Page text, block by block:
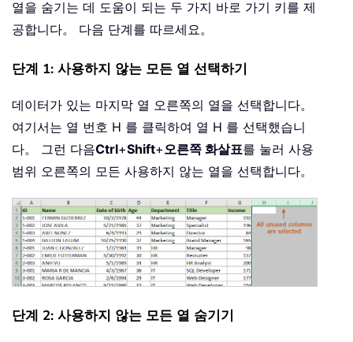
열을 숨기는 데 도움이 되는 두 가지 바로 가기 키를 제
공합니다。 다음 단계를 따르세요。
단계 1: 사용하지 않는 모든 열 선택하기
데이터가 있는 마지막 열 오른쪽의 열을 선택합니다。
여기서는 열 번호 H 를 클릭하여 열 H 를 선택했습니
다。 그런 다음Ctrl+Shift+오른쪽 화살표를 눌러 사용
범위 오른쪽의 모든 사용하지 않는 열을 선택합니다。
단계 2: 사용하지 않는 모든 열 숨기기